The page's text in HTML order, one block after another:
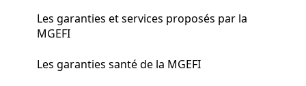
Les garanties et services proposés par la
MGEFI
Les garanties santé de la MGEFI